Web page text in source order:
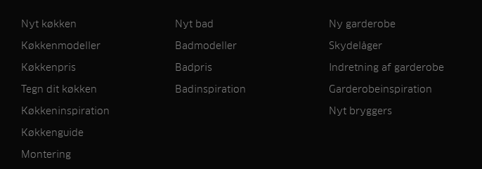
Nyt køkken
Køkkenmodeller
Køkkenpris
Tegn dit køkken
Køkkeninspiration
Køkkenguide
Montering
Nyt bad
Badmodeller
Badpris
Badinspiration
Ny garderobe
Skydelåger
Indretning af garderobe
Garderobeinspiration
Nyt bryggers